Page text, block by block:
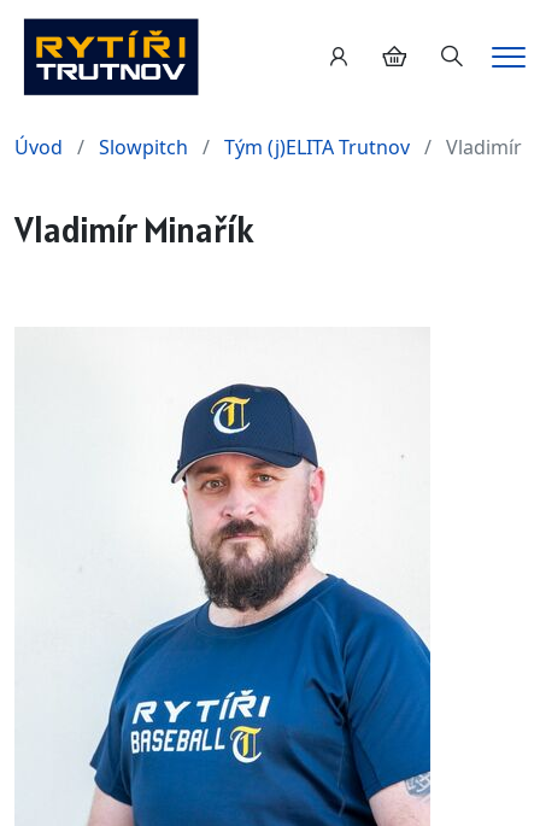
Hledání
Úvod Slowpitch Tým (j)ELITA Trutnov Vladimír
Vladimír Minařík